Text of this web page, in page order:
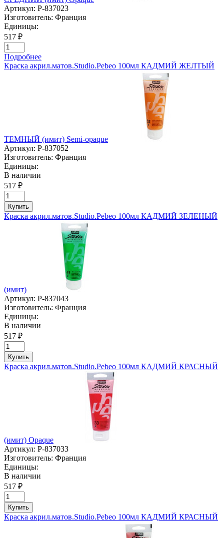
Артикул: P-837023
Изготовитель: Франция
Единицы:
517 ₽
Подробнее
Краска акрил.матов.Studio.Pebeo 100мл КАДМИЙ ЖЕЛТЫЙ
ТЕМНЫЙ (имит) Semi-opaque
Артикул: P-837052
Изготовитель: Франция
Единицы:
В наличии
517 ₽
Купить
Краска акрил.матов.Studio.Pebeo 100мл КАДМИЙ ЗЕЛЕНЫЙ
(имит)
Артикул: P-837043
Изготовитель: Франция
Единицы:
В наличии
517 ₽
Купить
Краска акрил.матов.Studio.Pebeo 100мл КАДМИЙ КРАСНЫЙ
(имит) Opaque
Артикул: P-837033
Изготовитель: Франция
Единицы:
В наличии
517 ₽
Купить
Краска акрил.матов.Studio.Pebeo 100мл КАДМИЙ КРАСНЫЙ